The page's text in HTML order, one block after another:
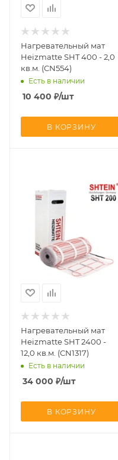
Нагревательный мат
Heizmatte SHT 400 - 2,0
кв.м. (CN554)
Есть в наличии
10 400 ₽/шт
В КОРЗИНУ
Нагревательный мат
Heizmatte SHT 2400 -
12,0 кв.м. (CN1317)
Есть в наличии
34 000 ₽/шт
В КОРЗИНУ